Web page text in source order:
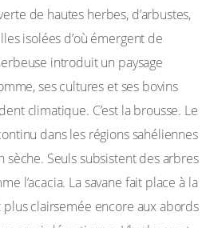
de hautes herbes, d’arbustes,
isolées d’où émergent de
introduit un paysage
ses cultures et ses bovins
climatique. C’est la brousse. Le
dans les régions sahéliennes
sèche. Seuls subsistent des arbres
l’acacia. La savane fait place à la
clairsemée encore aux abords